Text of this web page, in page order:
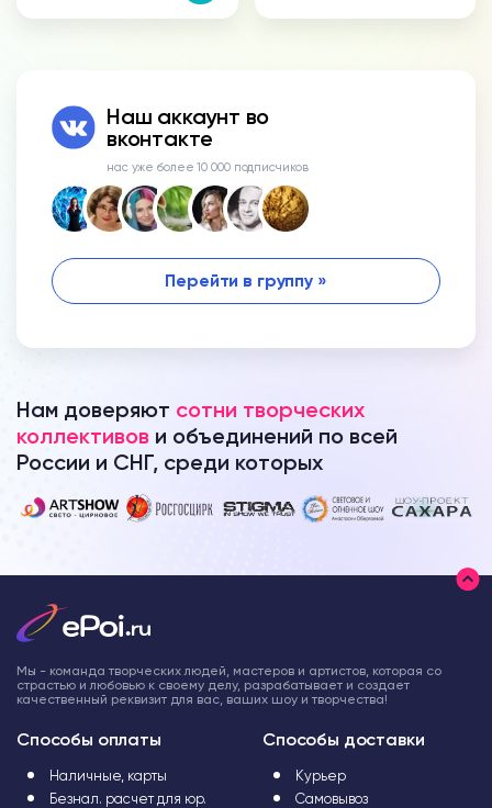
Наш аккаунт во
вконтакте
нас уже более 10 000 подписчиков
Перейти в группу »
Нам доверяют сотни творческих
коллективов и объединений по всей
России и СНГ, среди которых
Мы - команда творческих людей, мастеров и артистов, которая со
страстью и любовью к своему делу, разрабатывает и создает
качественный реквизит для вас, ваших шоу и творчества!
Способы оплаты
Наличные, карты
Безнал. расчет для юр.
Способы доставки
Курьер
Самовывоз